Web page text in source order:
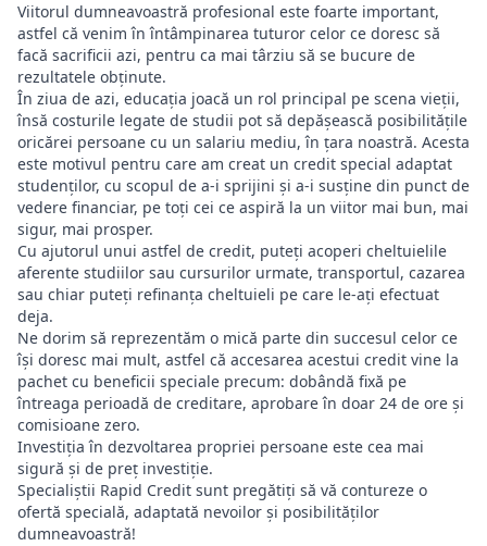
Viitorul dumneavoastră profesional este foarte important,
astfel că venim în întâmpinarea tuturor celor ce doresc să
facă sacrificii azi, pentru ca mai târziu să se bucure de
rezultatele obținute.
În ziua de azi, educația joacă un rol principal pe scena vieții,
însă costurile legate de studii pot să depășească posibilitățile
oricărei persoane cu un salariu mediu, în țara noastră. Acesta
este motivul pentru care am creat un credit special adaptat
studenților, cu scopul de a-i sprijini și a-i susține din punct de
vedere financiar, pe toți cei ce aspiră la un viitor mai bun, mai
sigur, mai prosper.
Cu ajutorul unui astfel de credit, puteți acoperi cheltuielile
aferente studiilor sau cursurilor urmate, transportul, cazarea
sau chiar puteți refinanța cheltuieli pe care le-ați efectuat
deja.
Ne dorim să reprezentăm o mică parte din succesul celor ce
își doresc mai mult, astfel că accesarea acestui credit vine la
pachet cu beneficii speciale precum: dobândă fixă pe
întreaga perioadă de creditare, aprobare în doar 24 de ore și
comisioane zero.
Investiția în dezvoltarea propriei persoane este cea mai
sigură și de preț investiție.
Specialiștii Rapid Credit sunt pregătiți să vă contureze o
ofertă specială, adaptată nevoilor și posibilităților
dumneavoastră!